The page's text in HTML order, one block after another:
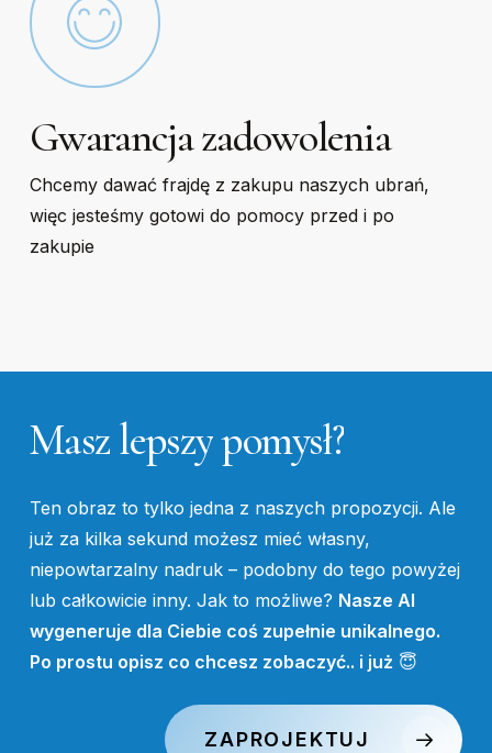
Gwarancja zadowolenia
Chcemy dawać frajdę z zakupu naszych ubrań,
więc jesteśmy gotowi do pomocy przed i po
zakupie
Maszlepszypomysł?
Ten obraz to tylko jedna z naszych propozycji. Ale
już za kilka sekund możesz mieć własny,
niepowtarzalny nadruk – podobny do tego powyżej
lub całkowicie inny. Jak to możliwe? Nasze AI
wygeneruje dla Ciebie coś zupełnie unikalnego.
Po prostu opisz co chcesz zobaczyć.. i już😇
ZAPROJEKTUJ